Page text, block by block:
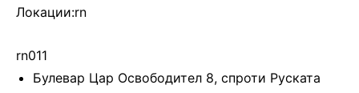
Локации:rn
rn011
Булевар Цар Освободител 8, спроти Руската